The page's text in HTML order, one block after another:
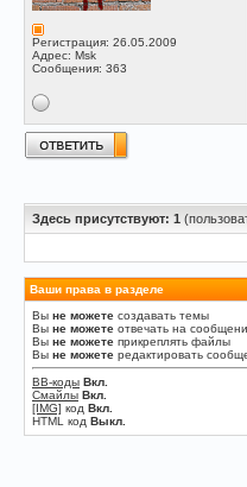
Регистрация: 26.05.2009
Адрес: Msk
Сообщения: 363
Здесь присутствуют: 1
Ваши права в разделе
Вы не можете создавать темы
Вы не можете отвечать на
Вы не можете прикреплять файлы
Вы не можете редактировать
BB-коды Вкл.
Смайлы Вкл.
[IMG] код Вкл.
HTML код Выкл.